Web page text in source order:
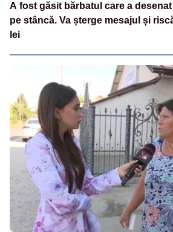
A fost găsit bărbatul care a
pe stâncă. Va șterge mesajul și
lei